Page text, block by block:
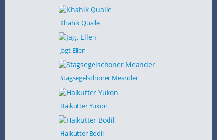
Khahik Qualle
Jagt Ellen
Stagsegelschoner Meander
Haikutter Yukon
Haikutter Bodil